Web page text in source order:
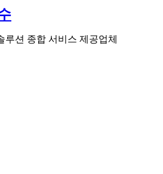
루션 종합 서비스 제공업체